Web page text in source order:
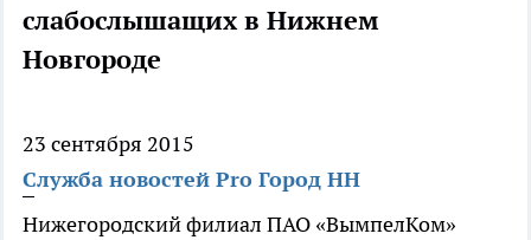
слабослышащих в Нижнем
Новгороде
23 сентября 2015
Служба новостей Pro Город НН
Нижегородский филиал ПАО «ВымпелКом»